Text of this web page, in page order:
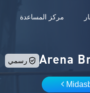
مركز المساعدة
Arena رسمي